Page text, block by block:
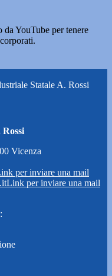
da YouTube per tenere
Statale A. Rossi
Vicenza
per inviare una mail
Link per inviare una mail